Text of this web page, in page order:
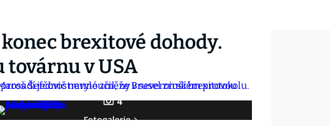
brexitové dohody.
továrnu v USA
4
Fotogalerie